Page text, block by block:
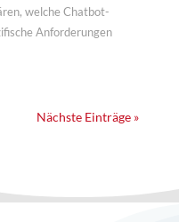
welche Chatbot-
Anforderungen
Nächste Einträge »